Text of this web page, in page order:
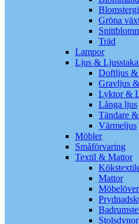
Gröna
Träd
Lampor
Ljus &
Doftljus
Gravljus
Lyktor &
Långa ljus
Tändare
Värmeljus
Möbler
Småförvaring
Textil & Mattor
Mattor
Stolsdynor